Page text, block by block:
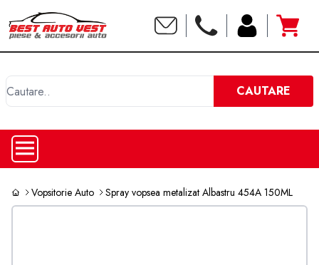
CAUTARE
Vopsitorie Auto Spray vopsea metalizat Albastru 454A 150ML